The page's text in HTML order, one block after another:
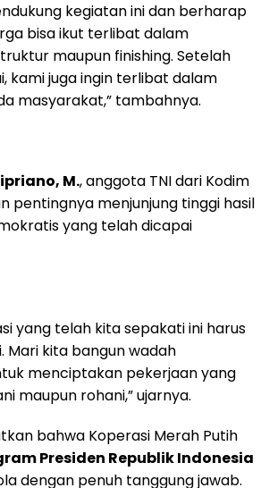
kegiatan ini dan berharap
bisa ikut terlibat dalam
maupun finishing. Setelah
kami juga ingin terlibat dalam
masyarakat,” tambahnya.
M., anggota TNI dari Kodim
pentingnya menjunjung tinggi hasil
yang telah dicapai
yang telah kita sepakati ini harus
Mari kita bangun wadah
menciptakan pekerjaan yang
maupun rohani,” ujarnya.
bahwa Koperasi Merah Putih
Presiden Republik Indonesia
dengan penuh tanggung jawab.